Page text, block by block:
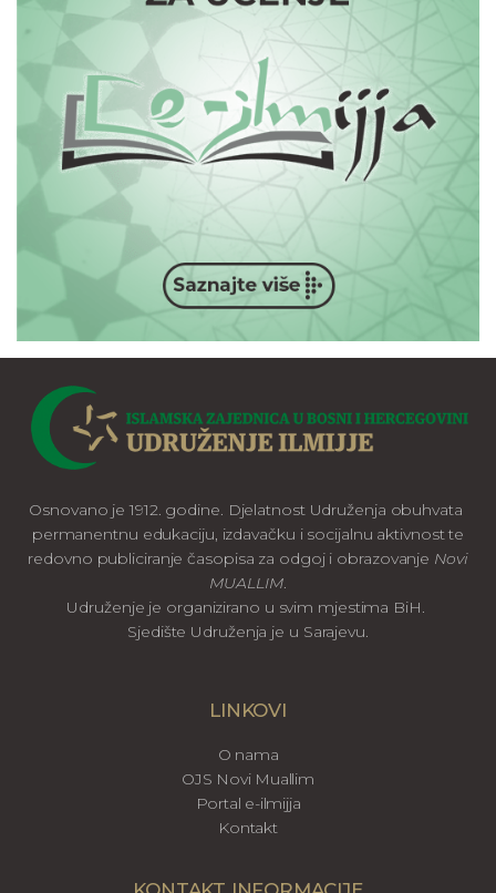
Osnovano je 1912. godine. Djelatnost Udruženja obuhvata
permanentnu edukaciju, izdavačku i socijalnu aktivnost te
redovno publiciranje časopisa za odgoj i obrazovanje Novi
MUALLIM.
Udruženje je organizirano u svim mjestima BiH.
Sjedište Udruženja je u Sarajevu.
LINKOVI
O nama
OJS Novi Muallim
Portal e-ilmijja
Kontakt